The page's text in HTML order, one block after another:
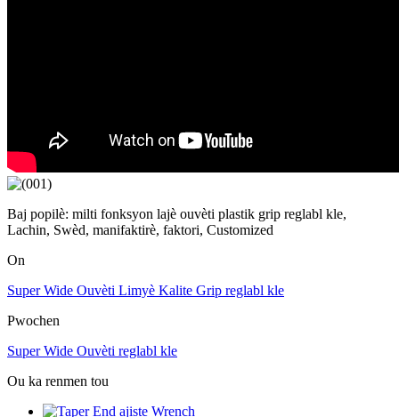
Baj popilè: milti fonksyon lajè ouvèti plastik grip reglabl kle,
Lachin, Swèd, manifaktirè, faktori, Customized
On
Super Wide Ouvèti Limyè Kalite Grip reglabl kle
Pwochen
Super Wide Ouvèti reglabl kle
Ou ka renmen tou